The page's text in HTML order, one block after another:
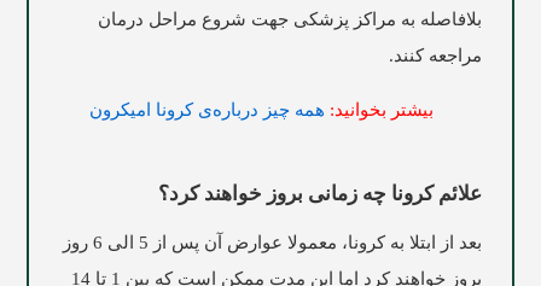
بلافاصله به مراکز پزشکی جهت شروع مراحل درمان
مراجعه کنند.
بیشتر بخوانید: همه چیز درباره‌ی کرونا امیکرون
علائم کرونا چه زمانی بروز خواهند کرد؟
بعد از ابتلا به کرونا، معمولا عوارض آن پس از 5 الی 6 روز
بروز خواهند کرد اما این مدت ممکن است که بین 1 تا 14